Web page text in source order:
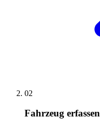
02
Fahrzeug erfassen